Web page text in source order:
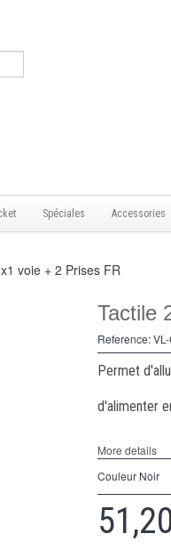
Spéciales Accessories
voie + 2 Prises FR
Tactile
Reference:
Permet
d'alimenter
More details
Couleur Noir